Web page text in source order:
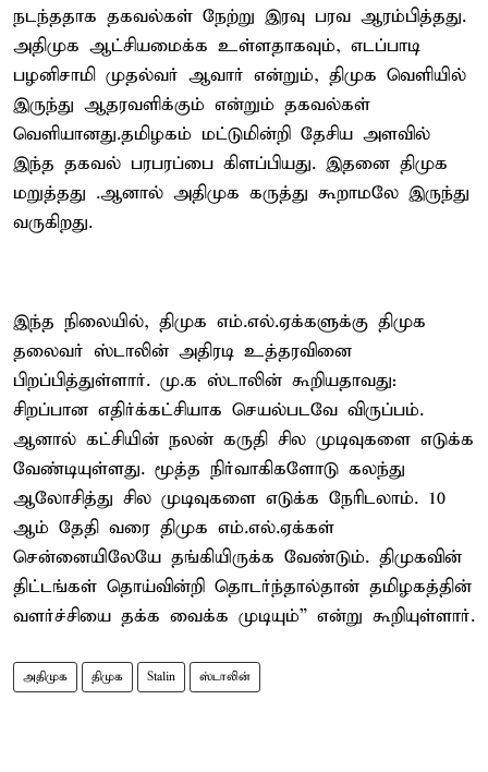
நடந்ததாக தகவல்கள் நேற்று இரவு பரவ ஆரம்பித்தது.
அதிமுக ஆட்சியமைக்க உள்ளதாகவும், எடப்பாடி
பழனிசாமி முதல்வர் ஆவார் என்றும், திமுக வெளியில்
இருந்து ஆதரவளிக்கும் என்றும் தகவல்கள்
வெளியானது.தமிழகம் மட்டுமின்றி தேசிய அளவில்
இந்த தகவல் பரபரப்பை கிளப்பியது. இதனை திமுக
மறுத்தது .ஆனால் அதிமுக கருத்து கூறாமலே இருந்து
வருகிறது.
இந்த நிலையில், திமுக எம்.எல்.ஏக்களுக்கு திமுக
தலைவர் ஸ்டாலின் அதிரடி உத்தரவினை
பிறப்பித்துள்ளார். மு.க ஸ்டாலின் கூறியதாவது:
சிறப்பான எதிர்க்கட்சியாக செயல்படவே விருப்பம்.
ஆனால் கட்சியின் நலன் கருதி சில முடிவுகளை எடுக்க
வேண்டியுள்ளது. மூத்த நிர்வாகிகளோடு கலந்து
ஆலோசித்து சில முடிவுகளை எடுக்க நேரிடலாம். 10
ஆம் தேதி வரை திமுக எம்.எல்.ஏக்கள்
சென்னையிலேயே தங்கியிருக்க வேண்டும். திமுகவின்
திட்டங்கள் தொய்வின்றி தொடர்ந்தால்தான் தமிழகத்தின்
வளர்ச்சியை தக்க வைக்க முடியும்” என்று கூறியுள்ளார்.
அதிமுக திமுக Stalin ஸ்டாலின்